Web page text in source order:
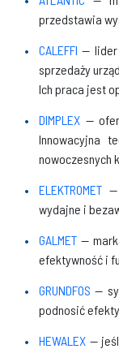
przedstawia
CALEFFI — lider
sprzedaży
Ich praca jest
DIMPLEX —
Innowacyjna
nowoczesnych
ELEKTROMET —
wydajne i
GALMET —
efektywność i
GRUNDFOS —
podnosić
HEWALEX —